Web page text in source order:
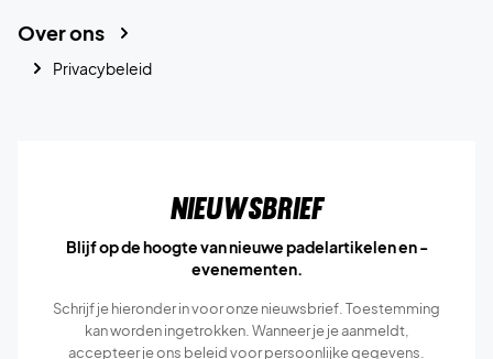
Over ons
Privacybeleid
Nieuwsbrief
Blijf op de hoogte van nieuwe padelartikelen en -
evenementen.
Schrijf je hieronder in voor onze nieuwsbrief. Toestemming
kan worden ingetrokken. Wanneer je je aanmeldt,
accepteer je ons beleid voor persoonlijke gegevens.